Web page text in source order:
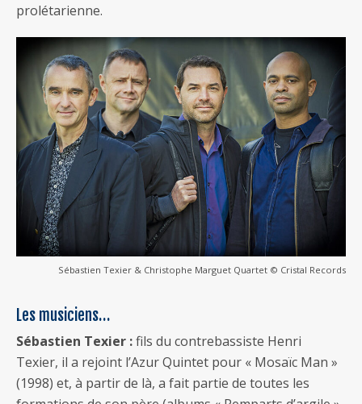
prolétarienne.
Sébastien Texier & Christophe Marguet Quartet © Cristal Records
Les musiciens…
Sébastien Texier :fils du contrebassiste Henri
Texier, il a rejoint l’Azur Quintet pour « Mosaïc Man »
(1998) et, à partir de là, a fait partie de toutes les